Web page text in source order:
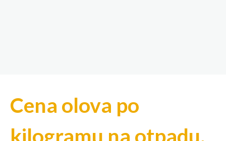
Cena olova po
kilogramu na otpadu,